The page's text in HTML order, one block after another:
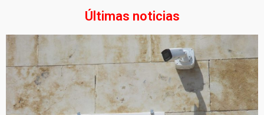
Últimas noticias